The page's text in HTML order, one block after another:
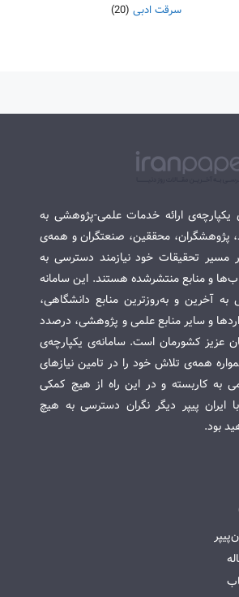
سرقت ادبی (20)
یکپارچه‌ی ارائه خدمات علمی-پژوهشی به
پژوهشگران، محققین، صنعتگران و همه‌ی
مسیر تحقیقات خود نیازمند دسترسی به
و منابع منتشرشده هستند. این سامانه
به آخرین و به‌روزترین منابع دانشگاهی،
و سایر منابع علمی و پژوهشی، درصدد
عزیز کشورمان است. سامانه‌ی یکپارچه‌ی
همه‌ی تلاش خود را در تامین نیازهای
به کاربسته و در این راه از هیچ کمکی
ایران پیپر دیگر نگران دسترسی به هیچ
بود.